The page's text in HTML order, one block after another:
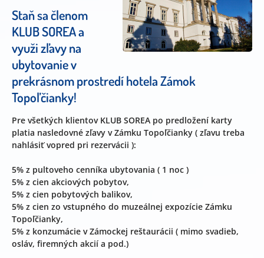
Staň sa členom
KLUB SOREA a
využi zľavy na
ubytovanie v
prekrásnom prostredí hotela Zámok
Topoľčianky!
Pre všetkých klientov KLUB SOREA po predložení karty
platia nasledovné zľavy v Zámku Topoľčianky ( zľavu treba
nahlásiť vopred pri rezervácii ):
5% z pultoveho cenníka ubytovania ( 1 noc )
5% z cien akciových pobytov,
5% z cien pobytových balikov,
5% z cien zo vstupného do muzeálnej expozície Zámku
Topoľčianky,
5% z konzumácie v Zámockej reštaurácii ( mimo svadieb,
osláv, firemných akcií a pod.)